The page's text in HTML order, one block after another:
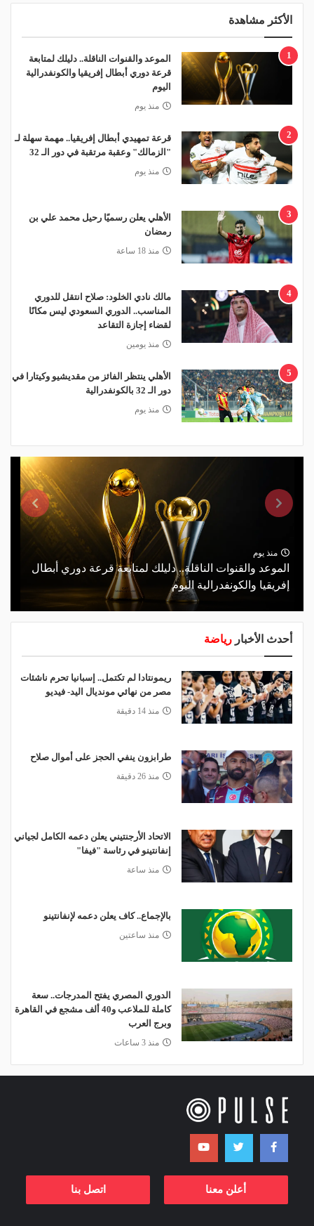
الأكثر مشاهدة
1
الموعد والقنوات الناقلة.. دليلك لمتابعة
قرعة دوري أبطال إفريقيا والكونفدرالية
اليوم
منذ يوم
2
قرعة تمهيدي أبطال إفريقيا.. مهمة سهلة لـ
"الزمالك" وعقبة مرتقبة في دور الـ 32
منذ يوم
3
الأهلي يعلن رسميًا رحيل محمد علي بن
رمضان
منذ 18 ساعة
4
مالك نادي الخلود: صلاح انتقل للدوري
المناسب.. الدوري السعودي ليس مكانًا
لقضاء إجازة التقاعد
منذ يومين
5
الأهلي ينتظر الفائز من مقديشيو وكيتارا في
دور الـ 32 بالكونفدرالية
منذ يوم
منذ يوم
الموعد والقنوات الناقلة.. دليلك لمتابعة قرعة دوري أبطال
إفريقيا والكونفدرالية اليوم
أحدث الأخبار رياضة
ريمونتادا لم تكتمل.. إسبانيا تحرم ناشئات
مصر من نهائي مونديال اليد- فيديو
منذ 14 دقيقة
طرابزون ينفي الحجز على أموال صلاح
منذ 26 دقيقة
الاتحاد الأرجنتيني يعلن دعمه الكامل لجياني
إنفانتينو في رئاسة "فيفا"
منذ ساعة
بالإجماع.. كاف يعلن دعمه لإنفانتينو
منذ ساعتين
الدوري المصري يفتح المدرجات.. سعة
كاملة للملاعب و40 ألف مشجع في القاهرة
وبرج العرب
منذ 3 ساعات
أعلن معنا اتصل بنا